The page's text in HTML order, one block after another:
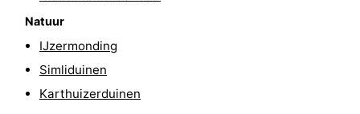
adressen
Regio
West-
Natuur
IJzermonding
Simliduinen
Karthuizerduinen